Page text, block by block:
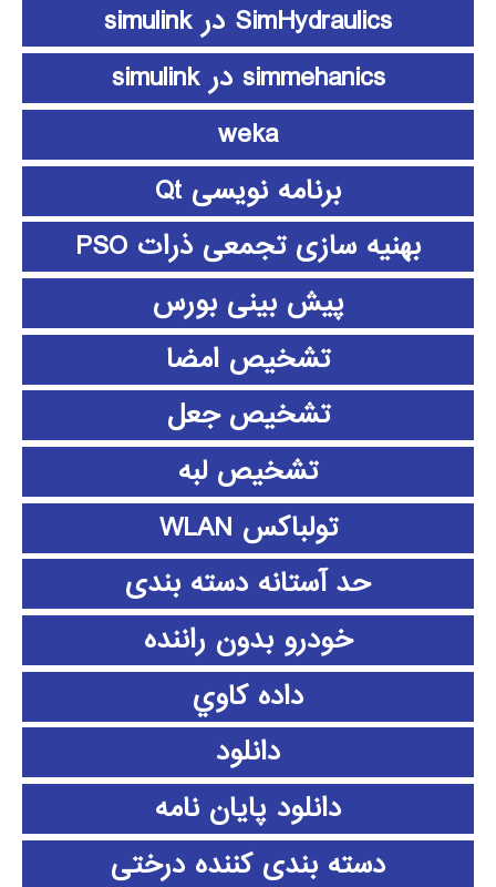
SimHydraulics در simulink
simmehanics در simulink
weka
برنامه نویسی Qt
بهنیه سازی تجمعی ذرات PSO
پیش بینی بورس
تشخیص امضا
تشخیص جعل
تشخیص لبه
تولباکس WLAN
حد آستانه دسته بندی
خودرو بدون راننده
داده كاوي
دانلود
دانلود پايان نامه
دسته بندی کننده درختی